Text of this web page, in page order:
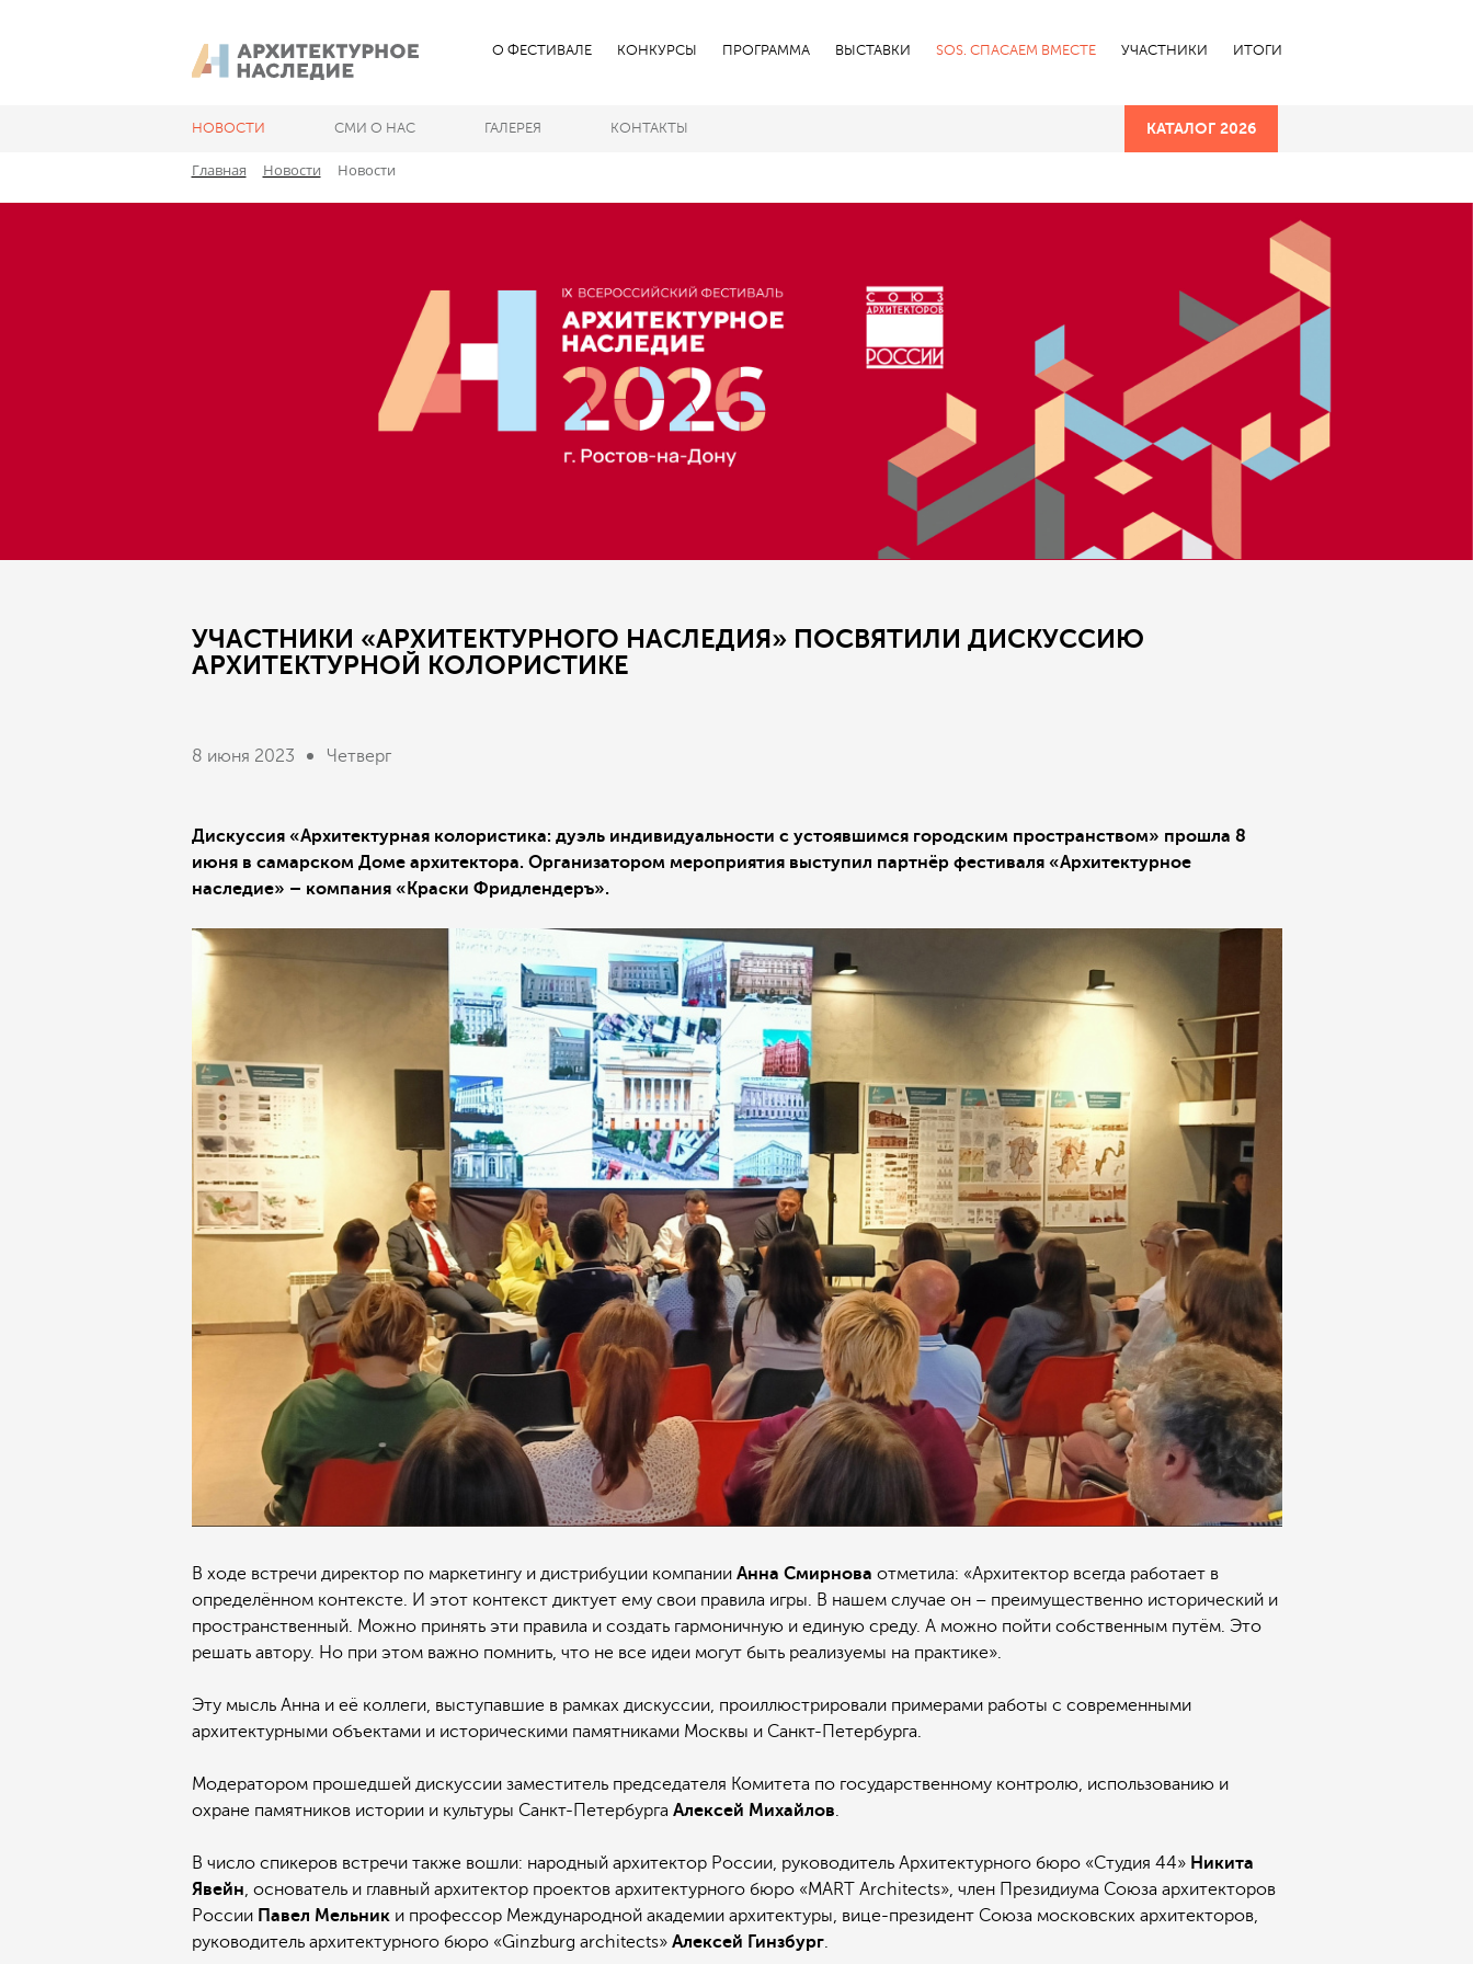
О ФЕСТИВАЛЕ КОНКУРСЫ ПРОГРАММА ВЫСТАВКИ SOS. СПАСАЕМ ВМЕСТЕ УЧАСТНИКИ ИТОГИ
НОВОСТИ СМИ О НАС ГАЛЕРЕЯ КОНТАКТЫ КАТАЛОГ 2026
Главная Новости Новости
УЧАСТНИКИ «АРХИТЕКТУРНОГО НАСЛЕДИЯ» ПОСВЯТИЛИ ДИСКУССИЮ
АРХИТЕКТУРНОЙ КОЛОРИСТИКЕ
8 июня 2023 Четверг
Дискуссия «Архитектурная колористика: дуэль индивидуальности с устоявшимся городским пространством» прошла 8
июня в самарском Доме архитектора. Организатором мероприятия выступил партнёр фестиваля «Архитектурное
наследие» – компания «Краски Фридлендеръ».
В ходе встречи директор по маркетингу и дистрибуции компании Анна Смирнова отметила: «Архитектор всегда работает в
определённом контексте. И этот контекст диктует ему свои правила игры. В нашем случае он – преимущественно исторический и
пространственный. Можно принять эти правила и создать гармоничную и единую среду. А можно пойти собственным путём. Это
решать автору. Но при этом важно помнить, что не все идеи могут быть реализуемы на практике».
Эту мысль Анна и её коллеги, выступавшие в рамках дискуссии, проиллюстрировали примерами работы с современными
архитектурными объектами и историческими памятниками Москвы и Санкт-Петербурга.
Модератором прошедшей дискуссии заместитель председателя Комитета по государственному контролю, использованию и
охране памятников истории и культуры Санкт-Петербурга Алексей Михайлов.
В число спикеров встречи также вошли: народный архитектор России, руководитель Архитектурного бюро «Студия 44» Никита
Явейн, основатель и главный архитектор проектов архитектурного бюро «MART Architects», член Президиума Союза архитекторов
России Павел Мельник и профессор Международной академии архитектуры, вице-президент Союза московских архитекторов,
руководитель архитектурного бюро «Ginzburg architects» Алексей Гинзбург.